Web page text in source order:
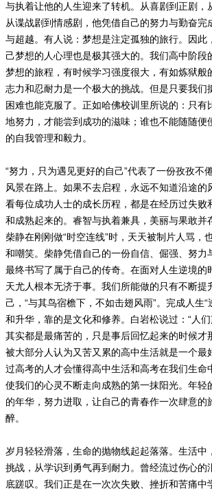
与执着让他的人生迎来了转机。从喜剧到正剧，
从谍战剧到情感剧，他凭借自己的努力与勤奋完
与超越。有人说：梦想是注定孤独的旅行。因此
己梦想的人心理也是极其强大的。我们高中阶段
梦想的旅程，有时候学习强度很大，有如炼狱般
志力和忍耐力是一个极大的挑战。但是只要我们
困难也能克服了。正如哈佛校训里所说的：只有
地努力，才能尝到成功的滋味；谁也不能随随便
的自我管理和毅力。
“努力，只为遇见更好的自己”代表了一份孜孜不
风景在路上。如果不去启程，永远不知道沿途的
看每位成功人士的成长历程，都是在经历过失败
和成熟起来的。睿智与执着兼具，美丽与果敢并
柴静在刚刚做“时空连线”时，天天被制片人骂，
和嘲笑。柴静凭借自己的一份自信、倔强、努力
最终书写了属于自己的传奇。在面对人生逆境的
天尤人根本无济于事。我们所能做的只有不断提
己，“与其鸟宿檐下，不如击翅风雨”。完成人生
和升华，靠的是文化和修养。白岩松说过：“人
其实都是最痛苦的，只是事后回忆起来的时候才
被大部分人认为又苦又累的高中生活就是一个最
过高考的人才会懂得高中生活和高考在我们生命
使我们的心灵不断走向成熟的第一抹阳光。年轻
的年华，努力进取，让自己的青春作一次肆意的
醉。
岁月轻轻滑落，生命的抛物线起起落落。生活中
挑战，从学识到勇气再到耐力。曾经流过伤心的
底蹉叹。我们正是在一次次失败、挫折和苦痛中